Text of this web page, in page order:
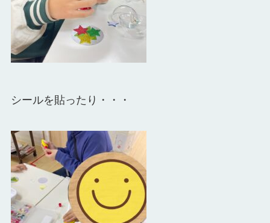
シールを貼ったり・・・